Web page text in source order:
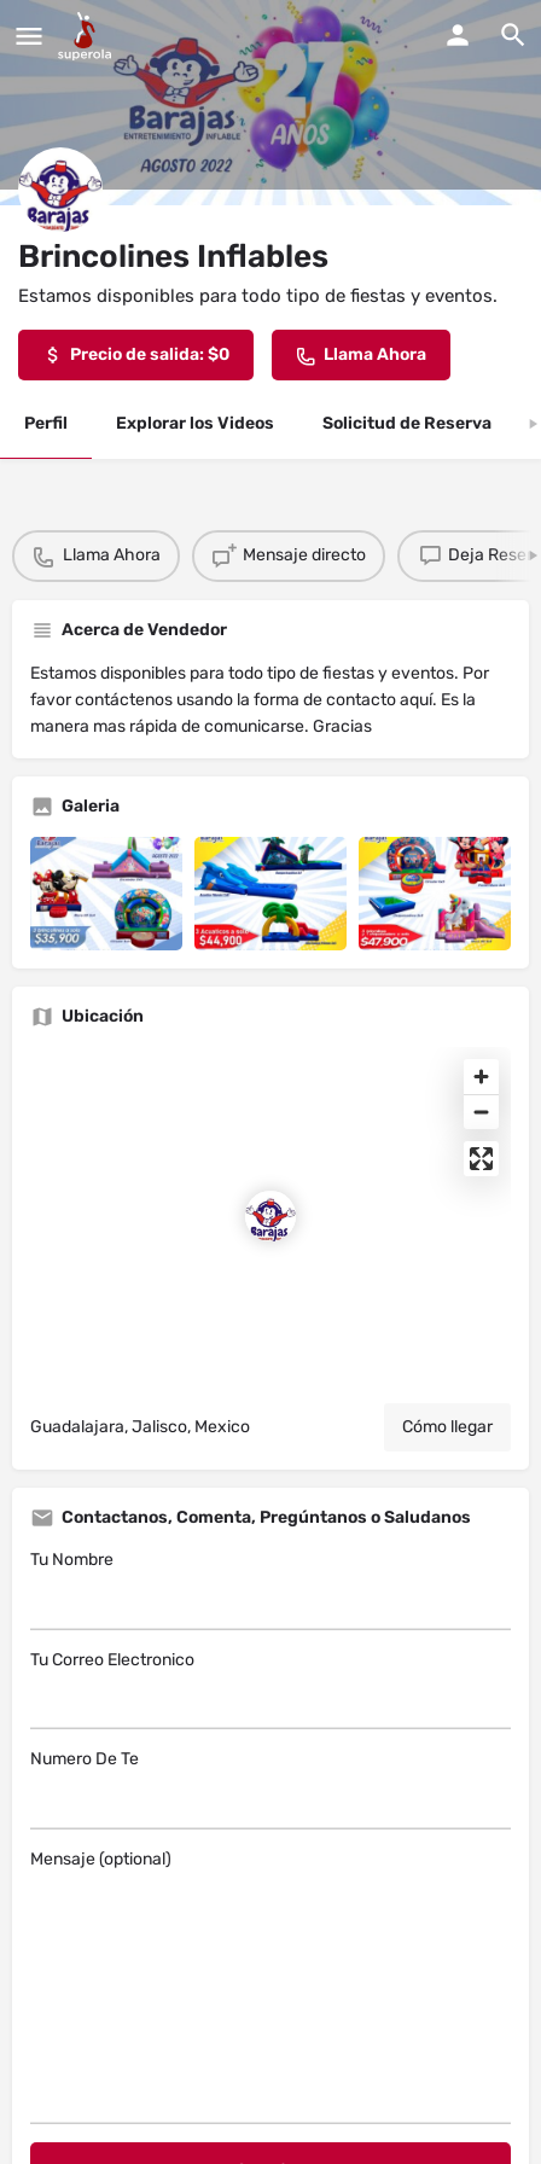
Brincolines Inflables
Estamos disponibles para todo tipo de fiestas y eventos.
Precio de salida: $0 Llama Ahora
Perfil Explorar los Videos Solicitud de Reserva
Llama Ahora Mensaje directo Deja
Acerca de Vendedor
Estamos disponibles para todo tipo de fiestas y eventos. Por
favor contáctenos usando la forma de contacto aquí. Es la
manera mas rápida de comunicarse. Gracias
Galeria
Ubicación
Guadalajara, Jalisco, Mexico Cómo llegar
Contactanos, Comenta, Pregúntanos o Saludanos
Tu Nombre
Tu Correo Electronico
Numero De Te
Mensaje (optional)